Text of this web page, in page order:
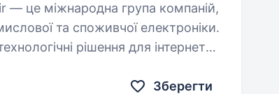
та споживчої електроніки.
рішення для інтернет-
Зберегти